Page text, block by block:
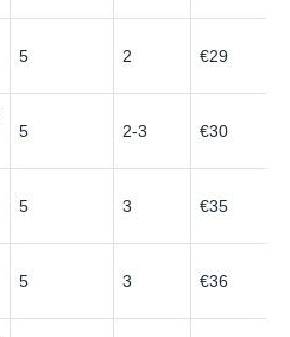
5 2 €29
5 2-3 €30
5 3 €35
5 3 €36